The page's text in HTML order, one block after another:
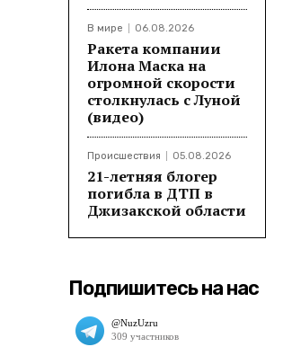
В мире 06.08.2026
Ракета компании
Илона Маска на
огромной скорости
столкнулась с Луной
(видео)
Происшествия 05.08.2026
21-летняя блогер
погибла в ДТП в
Джизакской области
Подпишитесь на нас